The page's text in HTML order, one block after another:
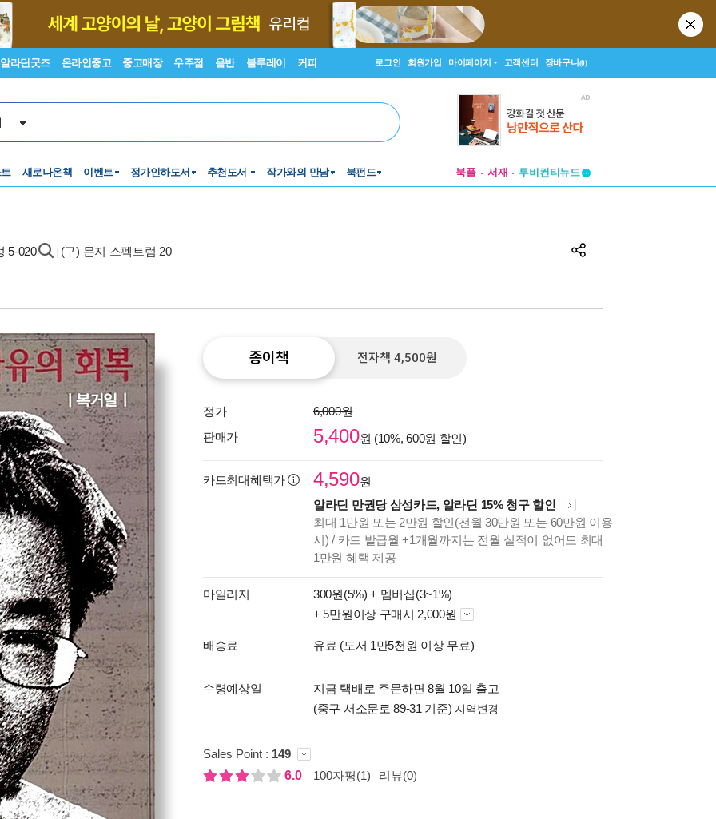
알라딘굿즈 온라인중고 중고매장 우주점 음반 블루레이 커피 로그인 회원가입 마이페이지 고객센터 장바구니(0)
새로나온책 이벤트 정가인하도서 추천도서 작가와의 만남 북펀드 북플 서재
투비컨티뉴드
5-020 (구) 문지 스펙트럼 20
종이책 전자책 4,500원
정가
6,000원
판매가
5,400원 (10%, 600원 할인)
카드최대혜택가 4,590원
알라딘 만권당 삼성카드, 알라딘 15% 청구 할인
최대 1만원 또는 2만원 할인(전월 30만원 또는 60만원 이용
시) / 카드 발급월 +1개월까지는 전월 실적이 없어도 최대
1만원 혜택 제공
마일리지 300원(5%) + 멤버십(3~1%)
+ 5만원이상 구매시 2,000원
배송료 유료 (도서 1만5천원 이상 무료)
수령예상일
지금 택배로 주문하면 8월 10일 출고
(중구 서소문로 89-31 기준) 지역변경
Sales Point : 149
6.0
100자평(1) 리뷰(0)